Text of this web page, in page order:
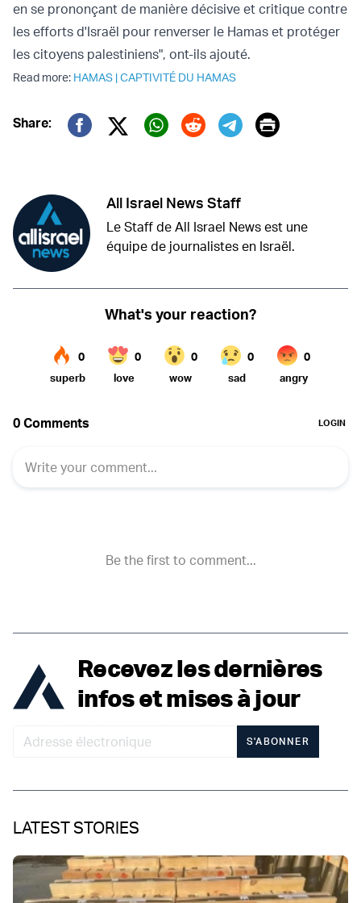
en se prononçant de manière décisive et critique contre
les efforts d'Israël pour renverser le Hamas et protéger
les citoyens palestiniens", ont-ils ajouté.
Read more: HAMAS |CAPTIVITÉ DU HAMAS
Share:
Twitter (X)
Print
All Israel News Staff
Le Staff de All Israel News est une
équipe de journalistes en Israël.
Recevez les dernières
infos et mises à jour
S'ABONNER
LATEST STORIES